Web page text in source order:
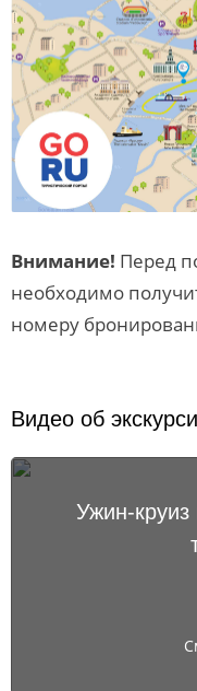
Внимание! Перед
необходимо
номеру
Видео об
Ужин-